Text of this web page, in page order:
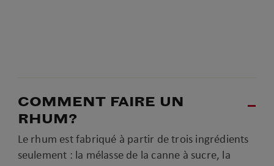
COMMENT FAIRE UN
RHUM?
Le rhum est fabriqué à partir de trois ingrédients
seulement : la mélasse de la canne à sucre, la